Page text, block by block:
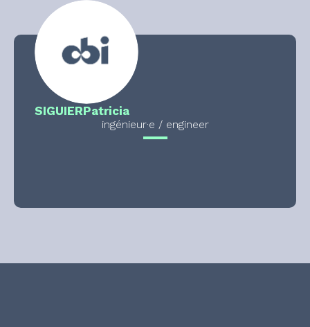
SIGUIERPatricia
ingénieur·e / engineer